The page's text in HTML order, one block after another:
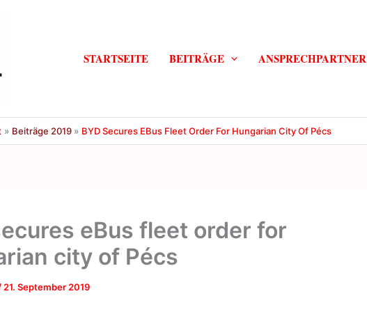
STARTSEITE BEITRÄGE ANSPRECHPARTNER
Beiträge 2019 BYD Secures EBus Fleet Order For Hungarian City Of Pécs
eBus fleet order for
city of Pécs
21. September 2019